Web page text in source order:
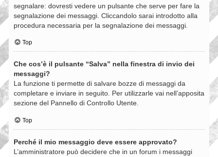
segnalare: dovresti vedere un pulsante che serve per fare la
segnalazione dei messaggi. Cliccandolo sarai introdotto alla
procedura necessaria per la segnalazione dei messaggi.
Top
Che cos’è il pulsante “Salva” nella finestra di invio dei
messaggi?
La funzione ti permette di salvare bozze di messaggi da
completare e inviare in seguito. Per utilizzarle vai nell’apposita
sezione del Pannello di Controllo Utente.
Top
Perché il mio messaggio deve essere approvato?
L’amministratore può decidere che in un forum i messaggi